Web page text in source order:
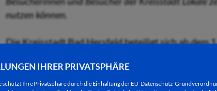
IHRER PRIVATSPHÄRE
schützt Ihre Privatsphäre durch die Einhaltung der EU-Datenschutz-
nutzen können.
Die Kreisstadt Bad Hersfeld beteiligt sich ab dem
stellen Gastronomiebetriebe, Eisdielen und
und Besucher zur Verfügung. Wer bei dem
mit dem Logo der „Netten Toilette“ erkennbar: ein